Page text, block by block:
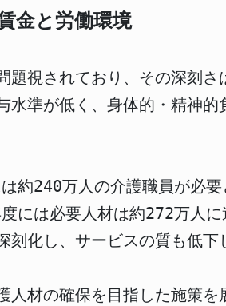
金と労働環境
題視されており、その深刻
水準が低く、身体的・精神
約240万人の介護職員が必
には必要人材は約272万人
化し、サービスの質も低下
人材の確保を目指した施策